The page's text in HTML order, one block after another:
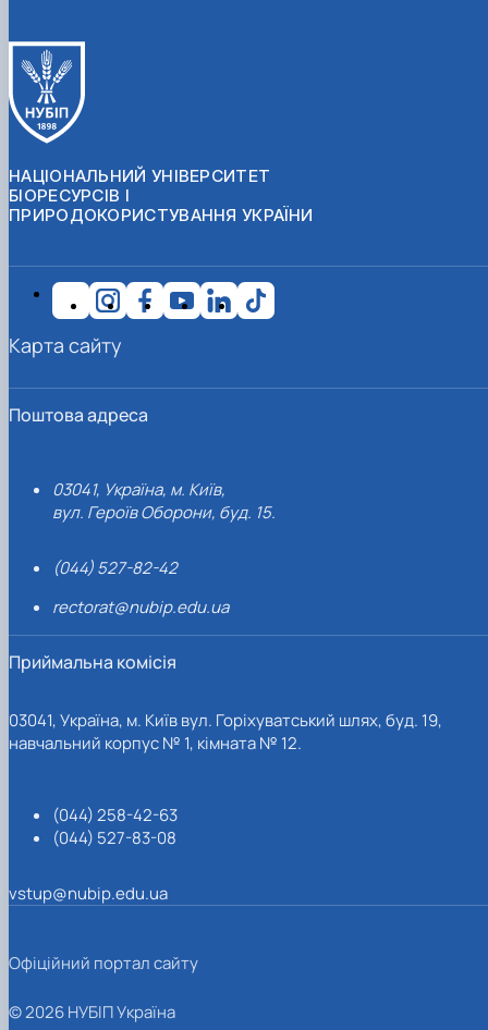
НАЦІОНАЛЬНИЙ УНІВЕРСИТЕТ
БІОРЕСУРСІВ І
ПРИРОДОКОРИСТУВАННЯ УКРАЇНИ
Поштова адреса
03041, Україна, м. Київ,
вул. Героїв Оборони, буд. 15.
(044) 527-82-42
rectorat@nubip.edu.ua
Приймальна комісія
03041, Україна, м. Київ вул. Горіхуватський шлях, буд. 19,
навчальний корпус № 1, кімната № 12.
(044) 258-42-63
(044) 527-83-08
vstup@nubip.edu.ua
Карта сайту
Офіційний портал сайту
© 2026 НУБІП Україна